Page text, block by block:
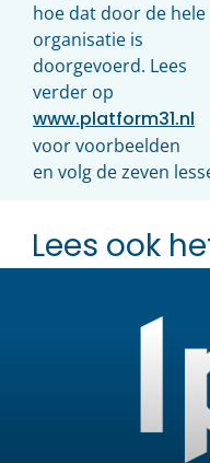
hoe dat door de hele
organisatie is
doorgevoerd. Lees
verder op
www.platform31.nl
voor voorbeelden
en volg de zeven
Lees ook